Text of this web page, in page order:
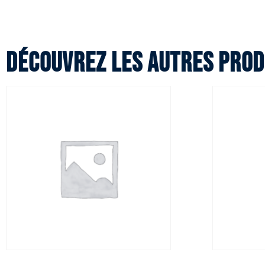
Découvrez les autres